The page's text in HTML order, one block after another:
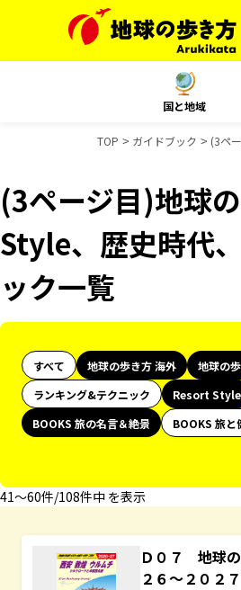
国と地域
TOP ガイドブック (3ペ
(3ページ目)地球
Style、歴史時代
ック一覧
すべて 地球の歩き方 海外 地球の
ランキング&テクニック
Resort Style
BOOKS 旅の名言＆絶景
BOOKS 旅と
41〜60件/108件中 を表示
Ｄ０７ 地球
２６～２０２７